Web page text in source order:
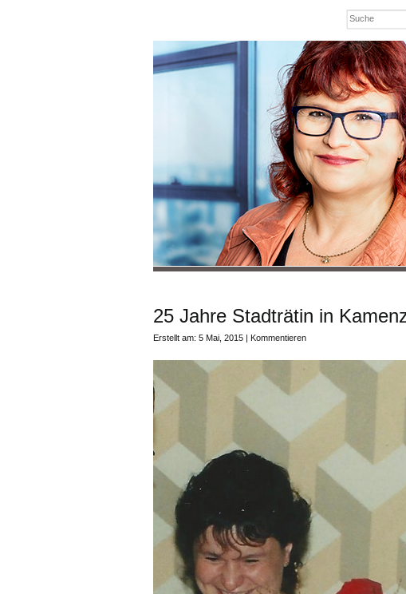
25 Jahre Stadträtin in
Erstellt am: 5 Mai, 2015 | Kommentieren